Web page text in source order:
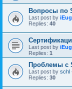
Вопросы по
Last post by
Replies: 40
Last post by
Replies: 1
Проблемы с
Last post by schl
Replies: 30